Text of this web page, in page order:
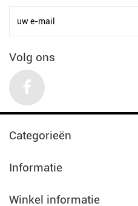
Volg ons
Categorieën
Informatie
Winkel informatie